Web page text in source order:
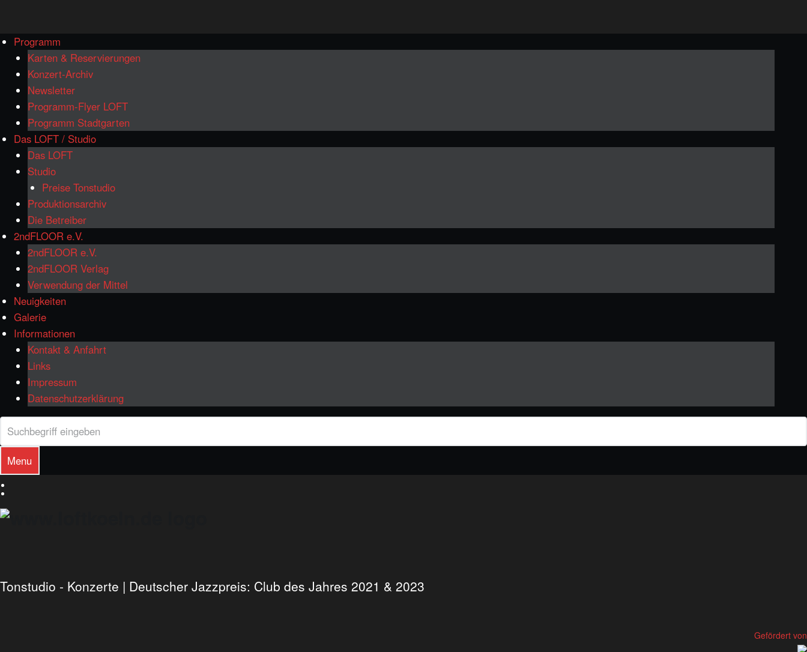
www.loftkoeln.de
navigation
Skip
content
Programm
Karten & Reservierungen
Konzert-Archiv
Newsletter
Programm-Flyer LOFT
Programm Stadtgarten
Das LOFT / Studio
Das LOFT
Studio
Preise Tonstudio
Produktionsarchiv
Die Betreiber
2ndFLOOR e.V.
2ndFLOOR e.V.
2ndFLOOR Verlag
Verwendung der Mittel
Neuigkeiten
Galerie
Informationen
Kontakt & Anfahrt
Links
Impressum
Datenschutzerklärung
Search
Search
Menu
Tonstudio - Konzerte | Deutscher Jazzpreis: Club des Jahres 2021 & 2023
Gefördert von